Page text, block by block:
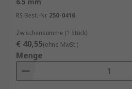
anzupassen.
Einfache Installation und
Installation von
Parkschienen ist in der
unkompliziert. Viele Systeme
konzipiert, dass sie ohne
Ihre bestehende
RS Best.-Nr. 250-0416
Zwischensumme (1 Stück)
€ 40,55(ohne MwSt.)
Menge